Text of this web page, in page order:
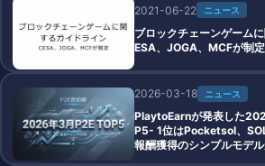
2021-06-22 ニュース
ブロックチェーンゲーム
ESA、JOGA、MCFが制定
2026-03-18 ニュース
PlaytoEarnが発表した
P5- 1位はPocketsol、
報酬獲得のシンプルモデル